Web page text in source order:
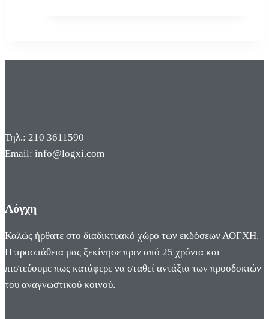
Τηλ.: 210 3611590
Email: info@logxi.com
Λόγχη
Καλώς ήρθατε στο διαδικτυακό χώρο των εκδόσεων ΛΟΓΧΗ.
Η προσπάθεια μας ξεκίνησε πριν από 25 χρόνια και
πιστεύουμε πως κατάφερε να σταθεί αντάξια των προσδοκιών
του αναγνωστικού κοινού.